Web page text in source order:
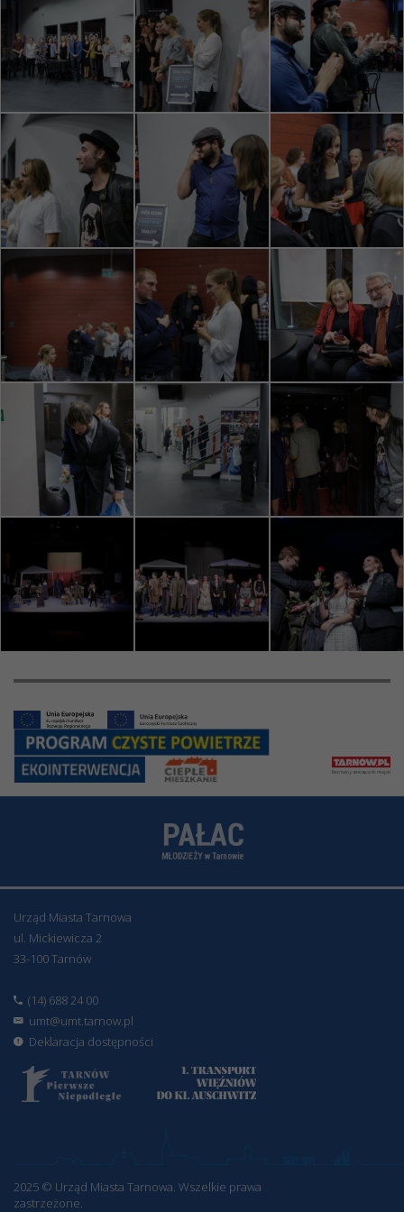
Urząd Miasta Tarnowa
ul. Mickiewicza 2
33-100 Tarnów
(14) 688 24 00
umt@umt.tarnow.pl
Deklaracja dostępności
2025 © Urząd Miasta Tarnowa. Wszelkie prawa
zastrzeżone.